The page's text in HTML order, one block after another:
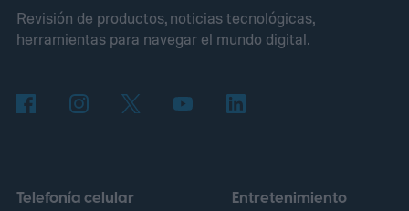
han revelado qué creadores tendrán
acceso primero ni exactamente qué
disponibles.
Revisión de productos, noticias tecnológicas,
herramientas para navegar el mundo digital.
Telefonía celular
Entretenimiento